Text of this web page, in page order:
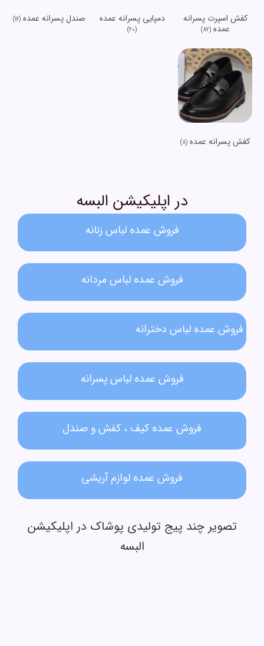
کفش اسپرت پسرانه
عمده(82)
دمپایی پسرانه عمده
(20)
صندل پسرانه عمده(16)
کفش پسرانه عمده (8)
در اپلیکیشن البسه
فروش عمده لباس زنانه​
فروش عمده لباس مردانه​
فروش عمده لباس دخترانه​
فروش عمده لباس پسرانه
فروش عمده کیف ، کفش و صندل
فروش عمده لوازم آریشی
تصویر چند پیج تولیدی پوشاک در اپلیکیشن
البسه